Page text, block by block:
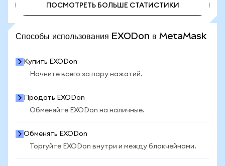
ПОСМОТРЕТЬ БОЛЬШЕ СТАТИСТИКИ
Способы использования EXODon в MetaMask
Купить EXODon
Начните всего за пару нажатий.
Продать EXODon
Обменяйте EXODon на наличные.
Обменять EXODon
Торгуйте EXODon внутри и между блокчейнами.